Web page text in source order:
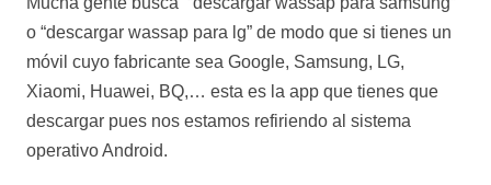
o “descargar wassap para lg” de modo que si tienes un
móvil cuyo fabricante sea Google, Samsung, LG,
Xiaomi, Huawei, BQ,… esta es la app que tienes que
descargar pues nos estamos refiriendo al sistema
operativo Android.